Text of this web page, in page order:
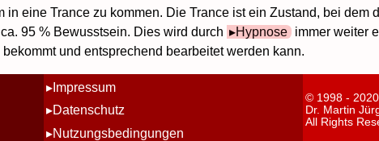
in eine Trance zu kommen. Die Trance ist ein Zustand, bei dem
95 % Bewusstsein. Dies wird durch
Hypnose immer weiter
und entsprechend bearbeitet werden kann.
Impressum
Datenschutz
Nutzungsbedingungen
© 1998 - 2020
Dr. Martin
All Rights